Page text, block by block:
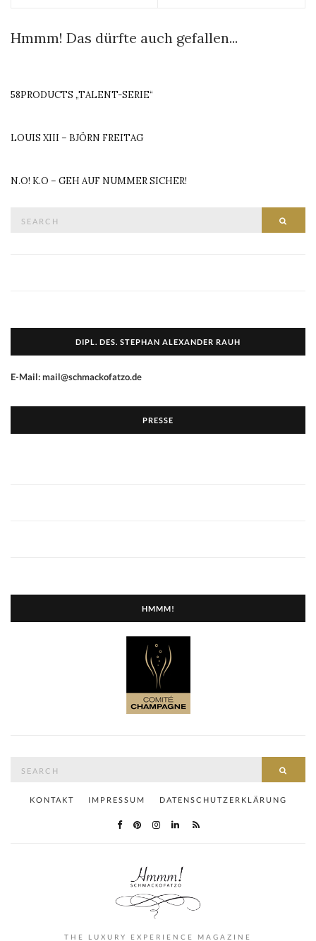
Hmmm! Das dürfte auch gefallen...
58PRODUCTS „TALENT-SERIE“
LOUIS XIII – BJÖRN FREITAG
N.O! K.O – GEH AUF NUMMER SICHER!
DIPL. DES. STEPHAN ALEXANDER RAUH
E-Mail: mail@schmackofatzo.de
PRESSE
HMMM!
KONTAKT IMPRESSUM DATENSCHUTZERKLÄRUNG
THE LUXURY EXPERIENCE MAGAZINE